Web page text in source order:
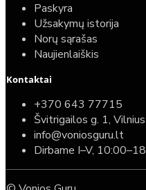
Komplektas: Tece
mygtuku + Deante
Paskyra
Užsakymų istorija
Norų sąrašas
Naujienlaiškis
Kontaktai
+370 643 77715
Švitrigailos g. 1, Vilnius
info@voniosguru.lt
Dirbame I–V,